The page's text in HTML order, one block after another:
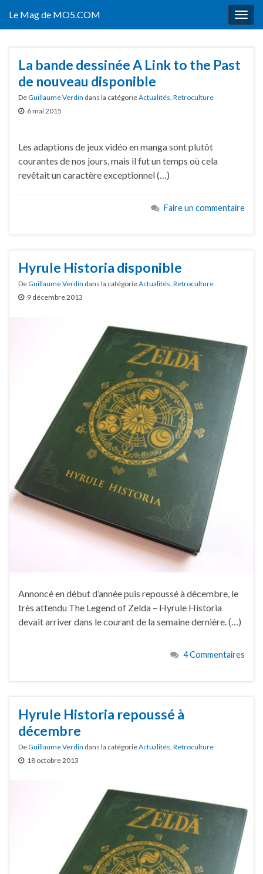
Le Mag de MO5.COM
La bande dessinée A Link to the Past
de nouveau disponible
DeGuillaume Verdin dans la catégorieActualités, Retroculture
6 mai 2015
Les adaptions de jeux vidéo en manga sont plutôt
courantes de nos jours, mais il fut un temps où cela
revêtait un caractère exceptionnel (…)
Faire un commentaire
Hyrule Historia disponible
DeGuillaume Verdin dans la catégorieActualités Retroculture
9 décembre 2013
Annoncé en début d’année puis repoussé à décembre, le
très attendu The Legend of Zelda – Hyrule Historia
devait arriver dans le courant de la semaine dernière. (…)
4 Commentaires
Hyrule Historia repoussé à
décembre
DeGuillaume Verdin dans la catégorieActualités Retroculture
18 octobre 2013